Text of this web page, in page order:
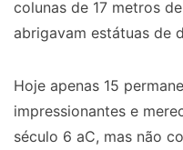
colunas de 17 metros
abrigavam estátuas de
Hoje apenas 15
impressionantes e
século 6 aC, mas não